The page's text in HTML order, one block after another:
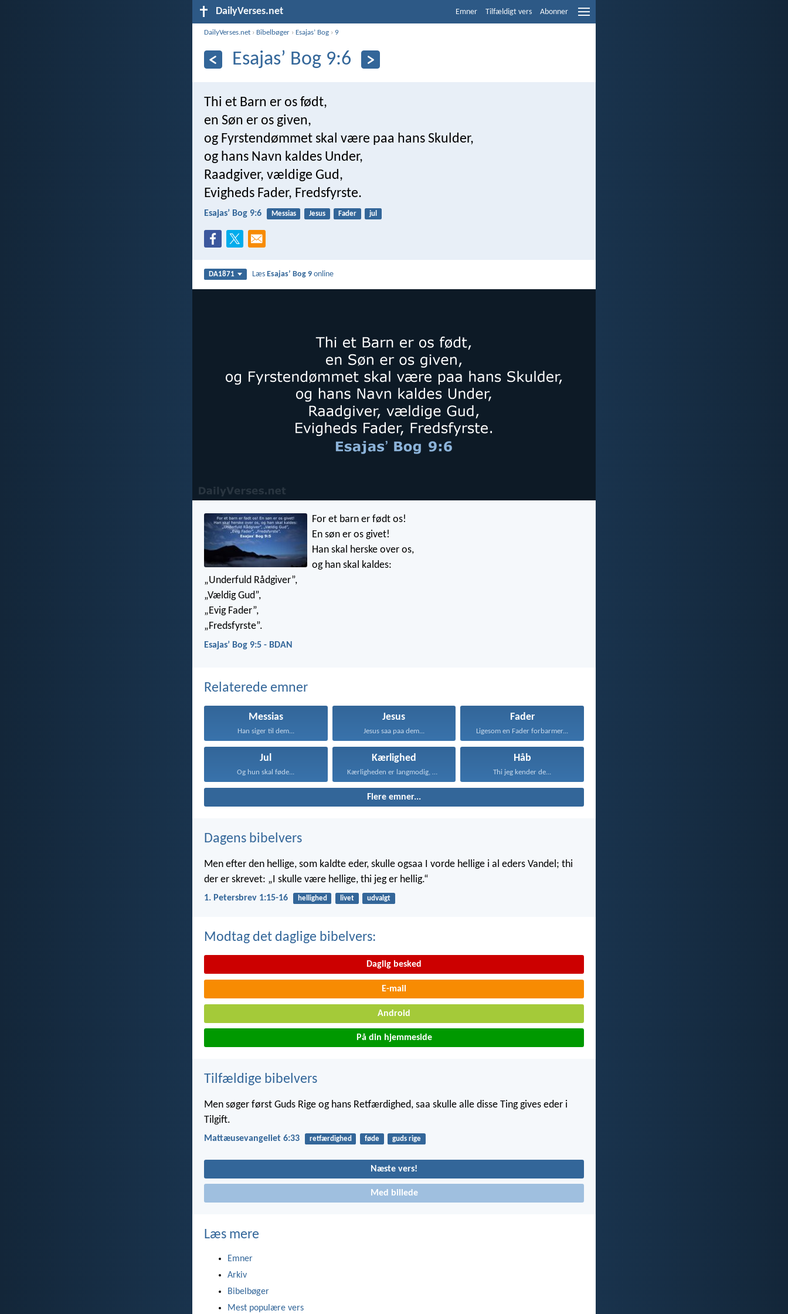
DailyVerses.net Emner Tilfældigt vers Abonner
DailyVerses.net › Bibelbøger › Esajasʼ Bog › 9
Esajasʼ Bog 9:6
Thi et Barn er os født,
en Søn er os given,
og Fyrstendømmet skal være paa hans Skulder,
og hans Navn kaldes Under,
Raadgiver, vældige Gud,
Evigheds Fader, Fredsfyrste.
Esajasʼ Bog 9:6 Messias Jesus Fader jul
DA1871 LæsEsajasʼ Bog 9 online
For et barn er født os!
En søn er os givet!
Han skal herske over os,
og han skal kaldes:
„Underfuld Rådgiver”,
„Vældig Gud”,
„Evig Fader”,
„Fredsfyrste”.
Esajasʼ Bog 9:5 - BDAN
Relaterede emner
Messias
Han siger til dem...
Jesus
Jesus saa paa dem...
Fader
Ligesom en Fader forbarmer...
Jul
Og hun skal føde...
Kærlighed
Kærligheden er langmodig, er...
Håb
Thi jeg kender de...
Flere emner...
Dagens bibelvers
Men efter den hellige, som kaldte eder, skulle ogsaa I vorde hellige i al eders Vandel; thi
der er skrevet: „I skulle være hellige, thi jeg er hellig.“
1. Petersbrev 1:15-16 hellighed livet udvalgt
Modtag det daglige bibelvers:
Daglig besked
E-mail
Android
På din hjemmeside
Tilfældige bibelvers
Men søger først Guds Rige og hans Retfærdighed, saa skulle alle disse Ting gives eder i
Tilgift.
Mattæusevangeliet 6:33 retfærdighed føde guds rige
Næste vers!
Med billede
Læs mere
Emner
Arkiv
Bibelbøger
Mest populære vers